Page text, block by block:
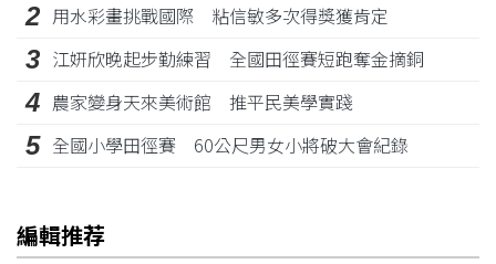
2 用水彩畫挑戰國際 粘信敏多次得獎獲肯定
3 江姸欣晚起步勤練習 全國田徑賽短跑奪金摘銅
4 農家變身天來美術館 推平民美學實踐
5 全國小學田徑賽 60公尺男女小將破大會紀錄
編輯推荐